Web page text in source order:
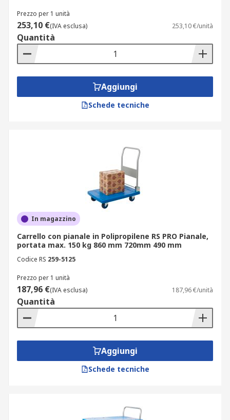
Prezzo per 1 unità
253,10 €(IVA esclusa) 253,10 €/unità
Quantità
Aggiungi
Schede tecniche
In magazzino
Carrello con pianale in Polipropilene RS PRO Pianale,
portata max. 150 kg 860 mm 720mm 490 mm
Codice RS 259-5125
Prezzo per 1 unità
187,96 €(IVA esclusa) 187,96 €/unità
Quantità
Aggiungi
Schede tecniche